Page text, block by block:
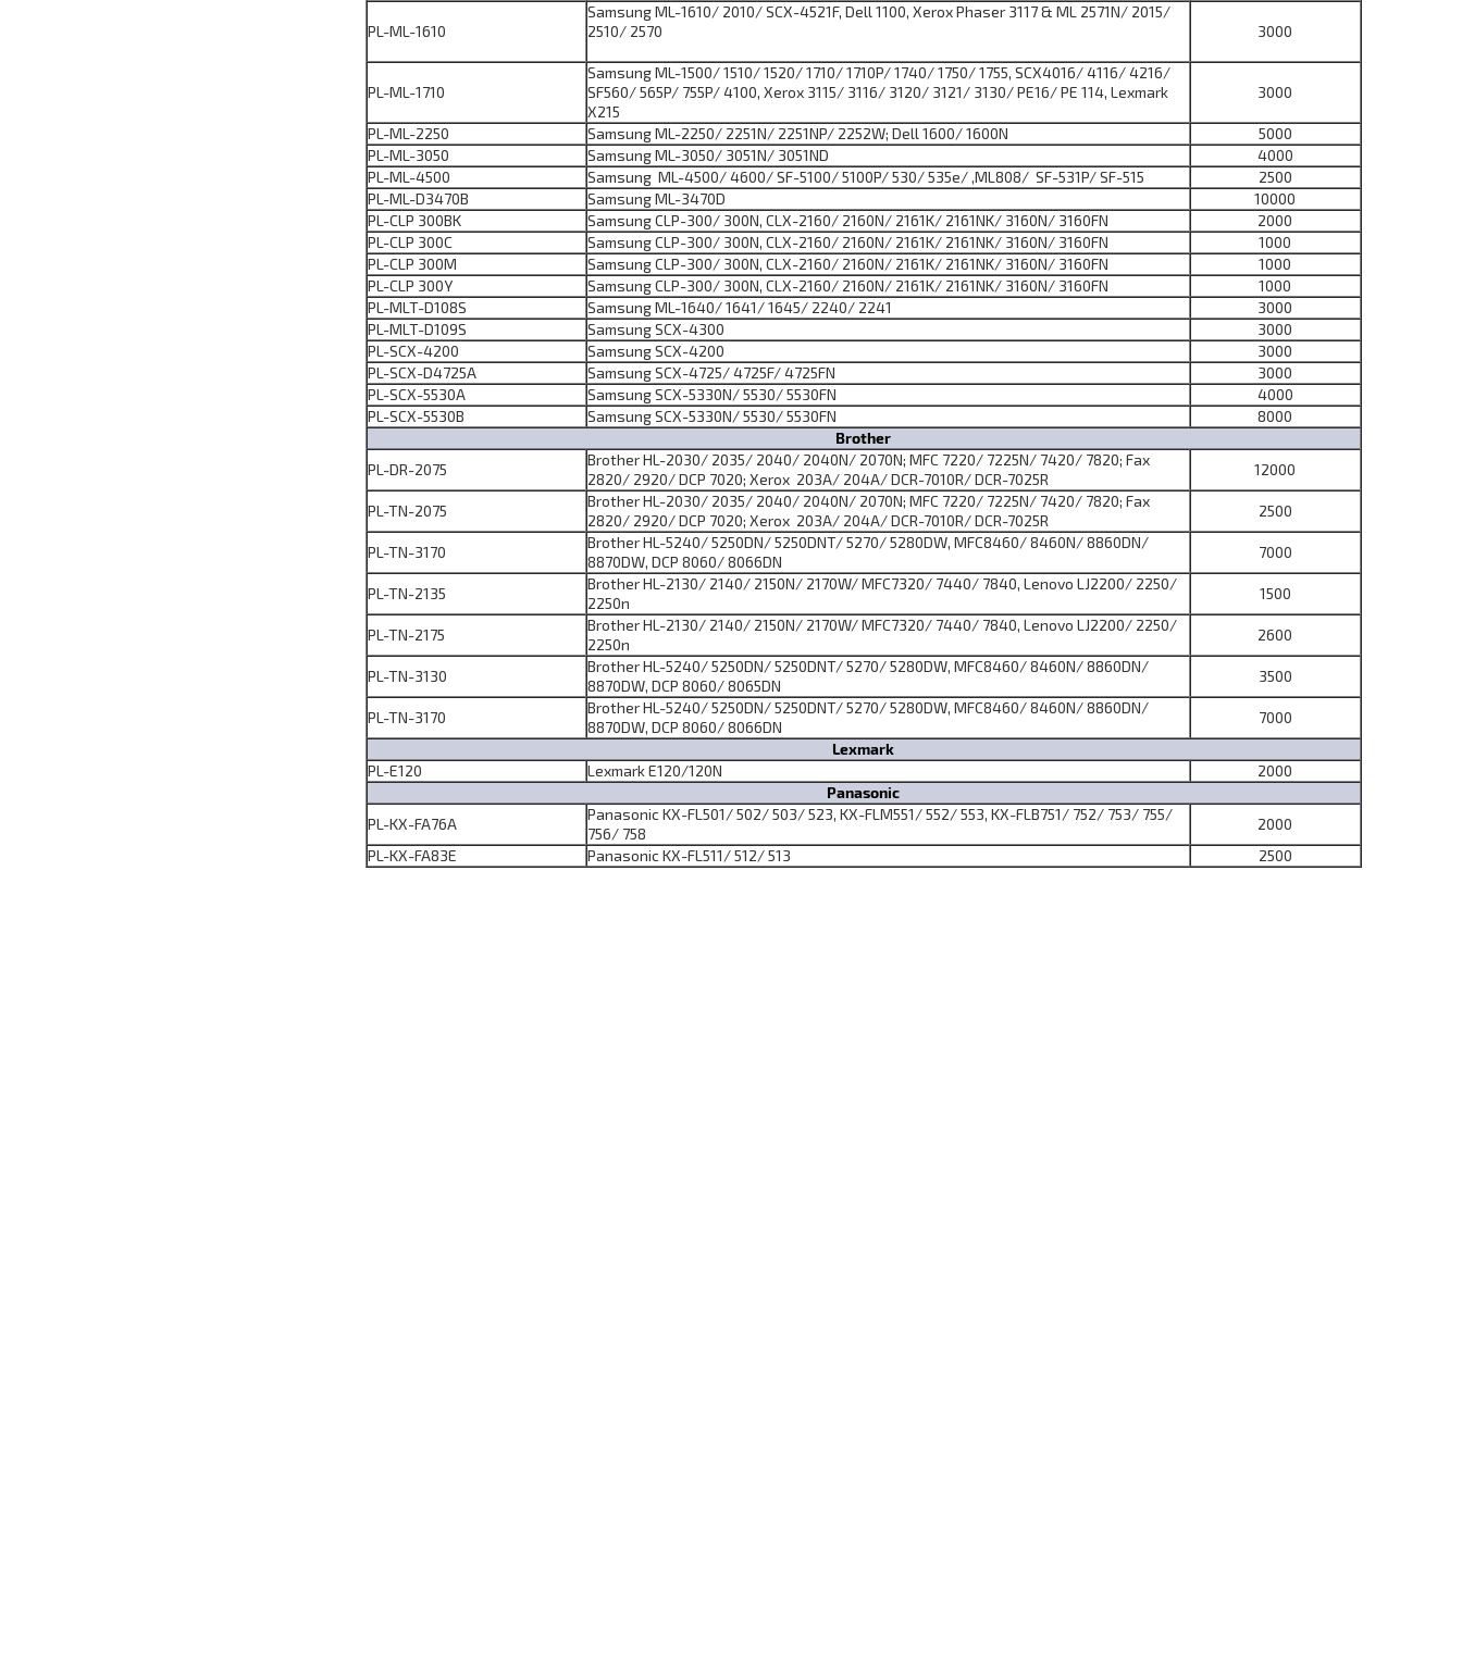
PL-ML-1610
Samsung ML-1610/ 2010/ SCX-4521F, Dell 1100, Xerox Phaser 3117 & ML 2571N/ 2015/
2510/ 2570
3000
PL-ML-1710
Samsung ML-1500/ 1510/ 1520/ 1710/ 1710P/ 1740/ 1750/ 1755, SCX4016/ 4116/ 4216/
SF560/ 565P/ 755P/ 4100, Xerox 3115/ 3116/ 3120/ 3121/ 3130/ PE16/ PE 114, Lexmark
X215
3000
PL-ML-2250 Samsung ML-2250/ 2251N/ 2251NP/ 2252W; Dell 1600/ 1600N
5000
PL-ML-3050
Samsung ML-3050/ 3051N/ 3051ND
4000
PL-ML-4500
Samsung ML-4500/ 4600/ SF-5100/ 5100P/ 530/ 535e/ ,ML808/ SF-531P/ SF-515
2500
PL-ML-D3470B
Samsung ML-3470D
10000
PL-CLP 300BK
Samsung CLP-300/ 300N, CLX-2160/ 2160N/ 2161K/ 2161NK/ 3160N/ 3160FN
2000
PL-CLP 300C
Samsung CLP-300/ 300N, CLX-2160/ 2160N/ 2161K/ 2161NK/ 3160N/ 3160FN
1000
PL-CLP 300M
Samsung CLP-300/ 300N, CLX-2160/ 2160N/ 2161K/ 2161NK/ 3160N/ 3160FN
1000
PL-CLP 300Y
Samsung CLP-300/ 300N, CLX-2160/ 2160N/ 2161K/ 2161NK/ 3160N/ 3160FN
1000
PL-MLT-D108S
Samsung ML-1640/ 1641/ 1645/ 2240/ 2241
3000
PL-MLT-D109S
Samsung SCX-4300
3000
PL-SCX-4200
Samsung SCX-4200
3000
PL-SCX-D4725A
Samsung SCX-4725/ 4725F/ 4725FN
3000
PL-SCX-5530A
Samsung SCX-5330N/ 5530/ 5530FN
4000
PL-SCX-5530B
Samsung SCX-5330N/ 5530/ 5530FN
8000
Brother
PL-DR-2075
Brother HL-2030/ 2035/ 2040/ 2040N/ 2070N; MFC 7220/ 7225N/ 7420/ 7820; Fax
2820/ 2920/ DCP 7020; Xerox 203A/ 204A/ DCR-7010R/ DCR-7025R
12000
PL-TN-2075
Brother HL-2030/ 2035/ 2040/ 2040N/ 2070N; MFC 7220/ 7225N/ 7420/ 7820; Fax
2820/ 2920/ DCP 7020; Xerox 203A/ 204A/ DCR-7010R/ DCR-7025R
2500
PL-TN-3170
Brother HL-5240/ 5250DN/ 5250DNT/ 5270/ 5280DW, MFC8460/ 8460N/ 8860DN/
8870DW, DCP 8060/ 8066DN
7000
PL-TN-2135
Brother HL-2130/ 2140/ 2150N/ 2170W/ MFC7320/ 7440/ 7840, Lenovo LJ2200/ 2250/
2250n
1500
PL-TN-2175
Brother HL-2130/ 2140/ 2150N/ 2170W/ MFC7320/ 7440/ 7840, Lenovo LJ2200/ 2250/
2250n
2600
PL-TN-3130
Brother HL-5240/ 5250DN/ 5250DNT/ 5270/ 5280DW, MFC8460/ 8460N/ 8860DN/
8870DW, DCP 8060/ 8065DN
3500
PL-TN-3170
Brother HL-5240/ 5250DN/ 5250DNT/ 5270/ 5280DW, MFC8460/ 8460N/ 8860DN/
8870DW, DCP 8060/ 8066DN
7000
Lexmark
PL-E120
Lexmark E120/120N
2000
Panasonic
PL-KX-FA76A
Panasonic KX-FL501/ 502/ 503/ 523, KX-FLM551/ 552/ 553, KX-FLB751/ 752/ 753/ 755/
756/ 758
2000
PL-KX-FA83E
Panasonic KX-FL511/ 512/ 513 2500